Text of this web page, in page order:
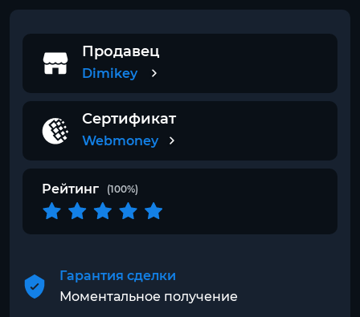
Продавец
Dimikey
Сертификат
Webmoney
Рейтинг (100%)
Гарантия сделки
Моментальное получение